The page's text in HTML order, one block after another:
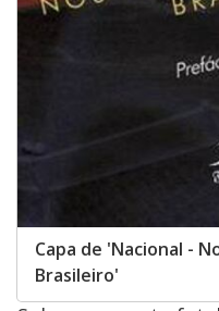
Capa de 'Nacional -
Brasileiro'